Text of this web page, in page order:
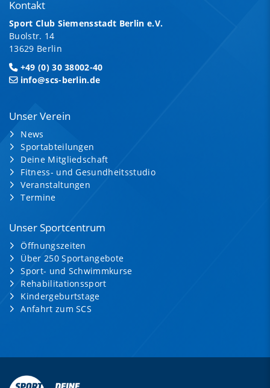
Kontakt
Sport Club Siemensstadt Berlin e.V.
Buolstr. 14
13629 Berlin
+49 (0) 30 38002-40
info@scs-berlin.de
Unser Verein
News
Sportabteilungen
Deine Mitgliedschaft
Fitness- und Gesundheitsstudio
Veranstaltungen
Termine
Unser Sportcentrum
Öffnungszeiten
Über 250 Sportangebote
Sport- und Schwimmkurse
Rehabilitationssport
Kindergeburtstage
Anfahrt zum SCS